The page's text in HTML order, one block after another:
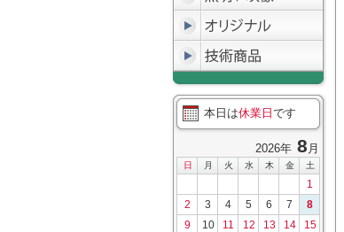
本日は休業日 です
2026年 8 月
日 月 火 水 木 金 土
1
2
3 4 5 6 7
8
9
10 11 12 13 14
15